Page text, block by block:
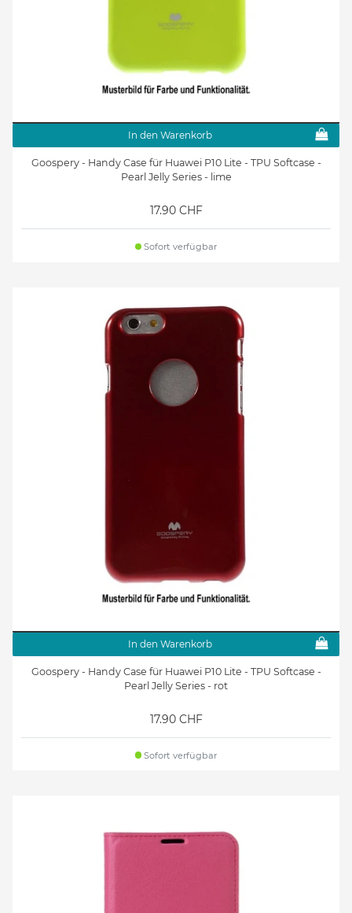
In den Warenkorb
Goospery - Handy Case für Huawei P10 Lite - TPU Softcase -
Pearl Jelly Series - lime
17.90 CHF
Sofort verfügbar
In den Warenkorb
Goospery - Handy Case für Huawei P10 Lite - TPU Softcase -
Pearl Jelly Series - rot
17.90 CHF
Sofort verfügbar